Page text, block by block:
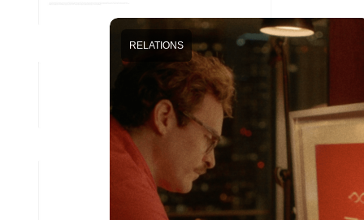
RELATIONS